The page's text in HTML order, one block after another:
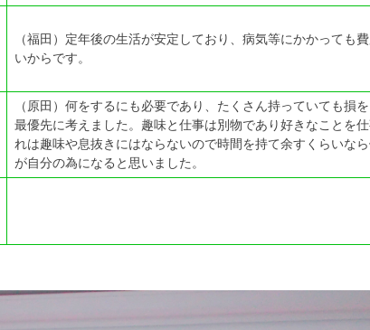
（福田）定年後の生活が安定しており、病気等にかかっても
いからです。
（原田）何をするにも必要であり、たくさん持っていても損
最優先に考えました。趣味と仕事は別物であり好きなことを
れは趣味や息抜きにはならないので時間を持て余すくらいな
が自分の為になると思いました。